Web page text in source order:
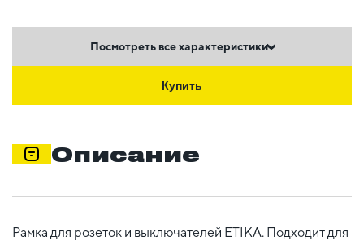
Посмотреть все характеристики
Купить
Описание
Рамка для розеток и выключателей ETIKA. Подходит для